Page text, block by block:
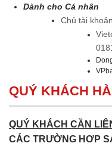
Dành cho Cá nhân
Chủ tài
QUÝ KHÁCH
QUÝ KHÁCH CẦN
CÁC TRƯỜNG HỢP